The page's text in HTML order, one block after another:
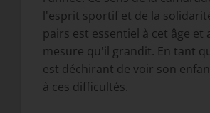
l'esprit sportif et de la
pairs est essentiel à cet âge et
mesure qu'il grandit. En tant
est déchirant de voir son
à ces difficultés.